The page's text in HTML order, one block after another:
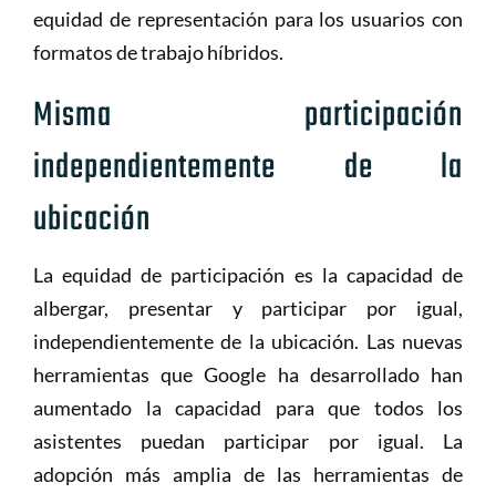
equidad de representación para los usuarios con
formatos de trabajo híbridos.
Misma participación
independientemente de la
ubicación
La equidad de participación es la capacidad de
albergar, presentar y participar por igual,
independientemente de la ubicación. Las nuevas
herramientas que Google ha desarrollado han
aumentado la capacidad para que todos los
asistentes puedan participar por igual. La
adopción más amplia de las herramientas de